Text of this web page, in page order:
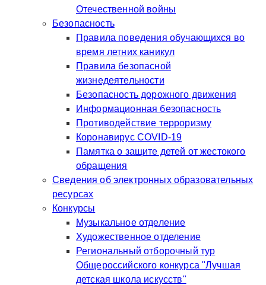
Отечественной войны
Безопасность
Правила поведения обучающихся во
время летних каникул
Правила безопасной
жизнедеятельности
Безопасность дорожного движения
Информационная безопасность
Противодействие терроризму
Коронавирус COVID-19
Памятка о защите детей от жестокого
обращения
Сведения об электронных образовательных
ресурсах
Конкурсы
Музыкальное отделение
Художественное отделение
Региональный отборочный тур
Общероссийского конкурса "Лучшая
детская школа искусств"